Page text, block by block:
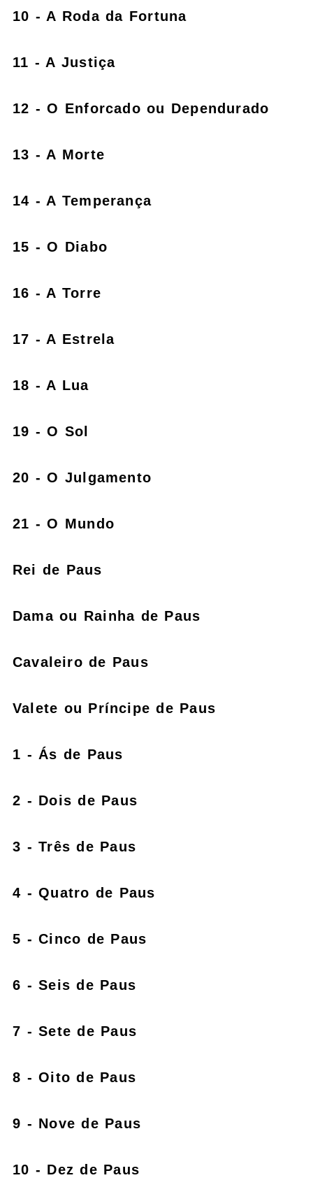
10 - A Roda da Fortuna
11 - A Justiça
12 - O Enforcado ou Dependurado
13 - A Morte
14 - A Temperança
15 - O Diabo
16 - A Torre
17 - A Estrela
18 - A Lua
19 - O Sol
20 - O Julgamento
21 - O Mundo
Rei de Paus
Dama ou Rainha de Paus
Cavaleiro de Paus
Valete ou Príncipe de Paus
1 - Ás de Paus
2 - Dois de Paus
3 - Três de Paus
4 - Quatro de Paus
5 - Cinco de Paus
6 - Seis de Paus
7 - Sete de Paus
8 - Oito de Paus
9 - Nove de Paus
10 - Dez de Paus